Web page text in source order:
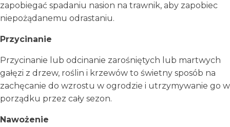
zapobiegać spadaniu nasion na trawnik, aby zapobiec
niepożądanemu odrastaniu.
Przycinanie
Przycinanie lub odcinanie zarośniętych lub martwych
gałęzi z drzew, roślin i krzewów to świetny sposób na
zachęcanie do wzrostu w ogrodzie i utrzymywanie go w
porządku przez cały sezon.
Nawożenie